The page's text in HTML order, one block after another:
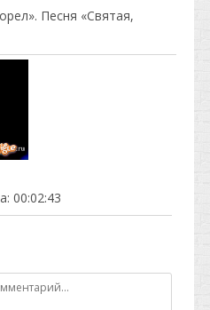
Песня «Святая,
: 00:02:43